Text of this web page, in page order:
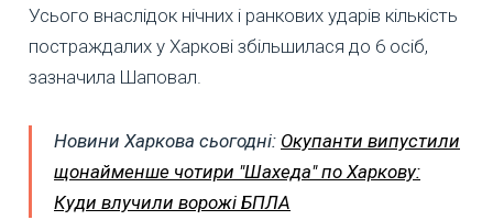
Усього внаслідок нічних і ранкових ударів кількість
постраждалих у Харкові збільшилася до 6 осіб,
зазначила Шаповал.
Новини Харкова сьогодні: Окупанти випустили
щонайменше чотири "Шахеда" по Харкову:
Куди влучили ворожі БПЛА